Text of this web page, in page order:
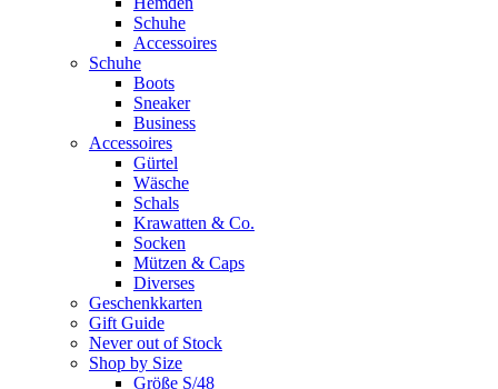
Schuhe
Accessoires
Schuhe
Boots
Sneaker
Business
Accessoires
Gürtel
Wäsche
Schals
Krawatten & Co.
Socken
Mützen & Caps
Diverses
Geschenkkarten
Gift Guide
Never out of Stock
Shop by Size
Größe S/48